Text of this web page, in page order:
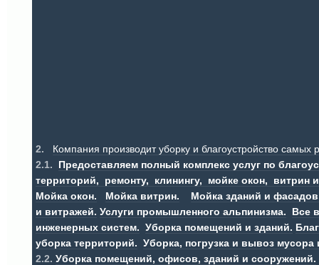
2.
Компания производит уборку и благоустройство
2.1. Предоставляем полный комплекс услуг по
территорий, ремонту, клинингу, мойке окон, витрин
Мойка окон.
Мойка витрин.
Мойка зданий и
и витражей. Услуги промышленного альпинизма.
Все
инженерных систем. Уборка помещений и зданий.
уборка территорий. Уборка, погрузка и вывоз мусора
2.2. Уборка помещений, офисов, зданий и сооружений.